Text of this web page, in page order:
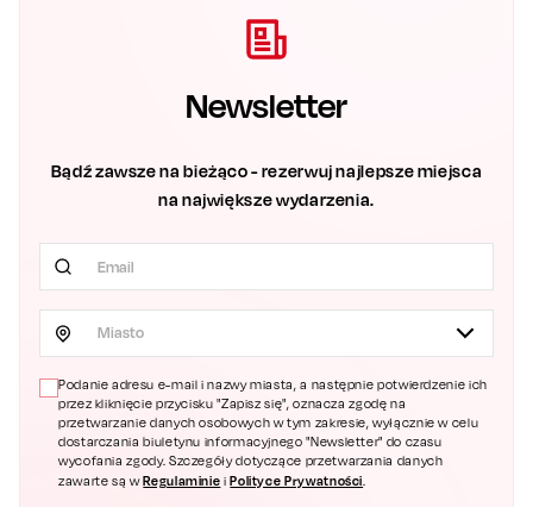
Newsletter
Bądź zawsze na bieżąco - rezerwuj najlepsze miejsca
na największe wydarzenia.
Miasto
Podanie adresu e-mail i nazwy miasta, a następnie potwierdzenie ich
przez kliknięcie przycisku "Zapisz się", oznacza zgodę na
przetwarzanie danych osobowych w tym zakresie, wyłącznie w celu
dostarczania biuletynu informacyjnego "Newsletter" do czasu
wycofania zgody. Szczegóły dotyczące przetwarzania danych
zawarte są wRegulaminie i Polityce Prywatności.